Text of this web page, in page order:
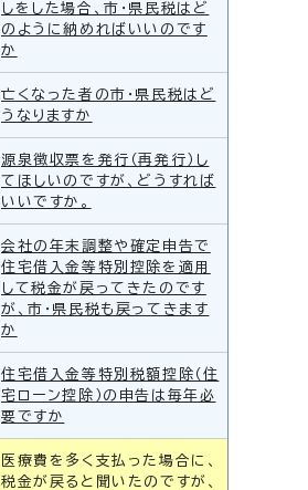
しをした場合、市・県民税はど
のように納めればいいのです
か
亡くなった者の市・県民税はど
うなりますか
源泉徴収票を発行（再発行）し
てほしいのですが、どうすれば
いいですか。
会社の年末調整や確定申告で
住宅借入金等特別控除を適用
して税金が戻ってきたのです
が、市・県民税も戻ってきます
か
住宅借入金等特別税額控除（住
宅ローン控除）の申告は毎年必
要ですか
医療費を多く支払った場合に、
税金が戻ると聞いたのですが、